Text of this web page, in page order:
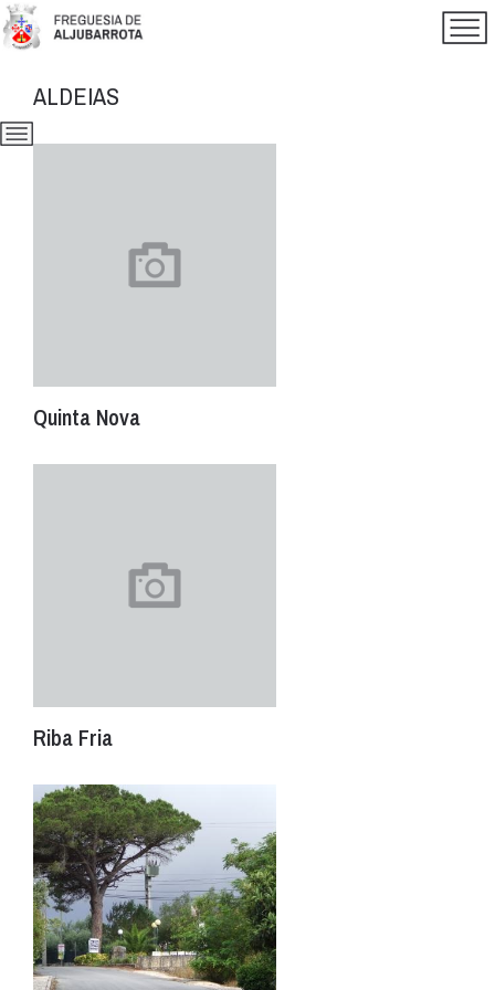
ALDEIAS
Quinta Nova
Riba Fria